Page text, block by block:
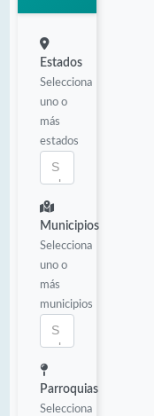
Estados
Selecciona
uno o
más
estados
Municipios
Selecciona
uno o
más
municipios
Parroquias
Selecciona